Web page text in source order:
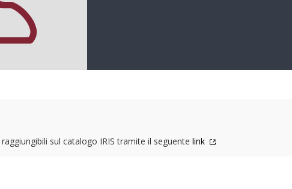
sul catalogo IRIS tramite il seguente link